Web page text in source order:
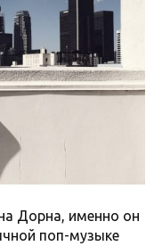
Дорна, именно он
поп-музыке